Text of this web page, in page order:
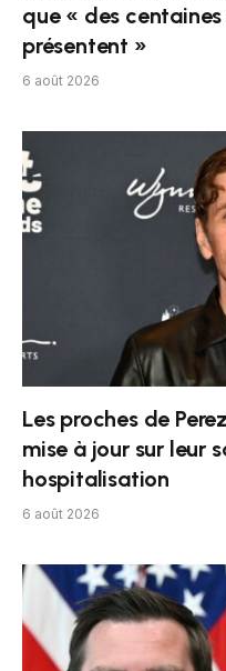
que « des
présentent »
6 août 2026
Les proches de
mise à jour sur leur
hospitalisation
6 août 2026